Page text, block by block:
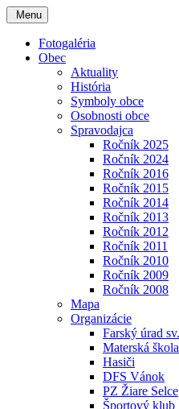
Menu
Fotogaléria
Obec
Aktuality
História
Symboly obce
Osobnosti obce
Spravodajca
Ročník 2025
Ročník 2024
Ročník 2016
Ročník 2015
Ročník 2014
Ročník 2013
Ročník 2012
Ročník 2011
Ročník 2010
Ročník 2009
Ročník 2008
Mapa
Organizácie
Farský úrad
Materská škola
Hasiči
DFS Vánok
PZ Žiare Selce
Športový klub